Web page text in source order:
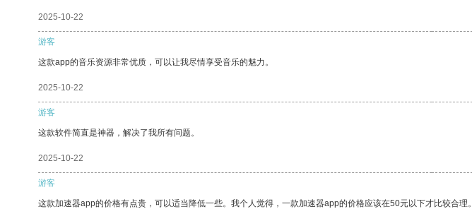
2025-10-22
游客
这款app的音乐资源非常优质，可以让我尽情享受音乐的魅力。
2025-10-22
游客
这款软件简直是神器，解决了我所有问题。
2025-10-22
游客
这款加速器app的价格有点贵，可以适当降低一些。我个人觉得，一款加速器app的价格应该在50元以下才比较合理。